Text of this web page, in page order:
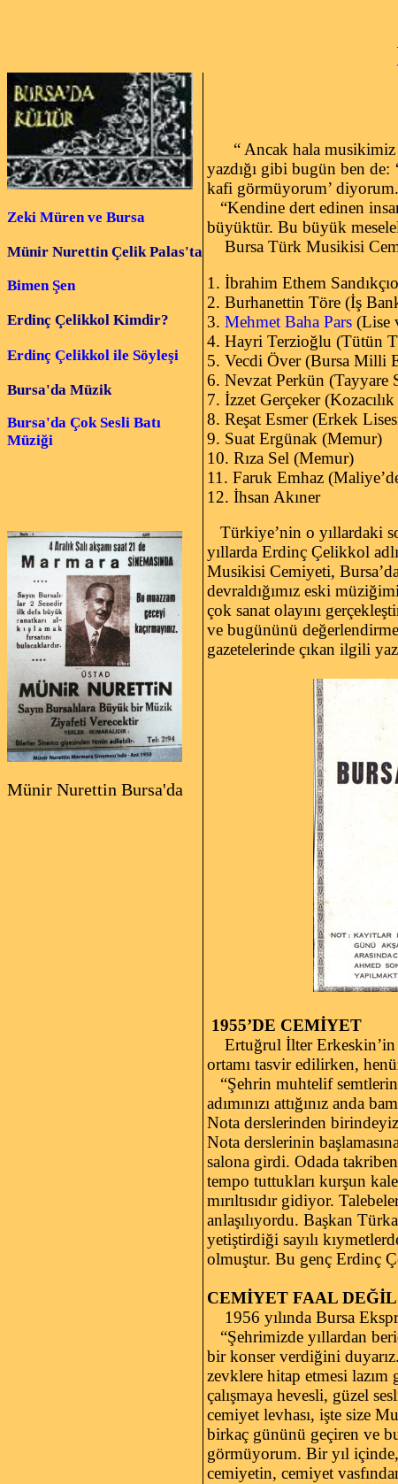
Zeki Müren ve Bursa
Münir Nurettin Çelik Palas'ta
Bimen Şen
Erdinç Çelikkol Kimdir?
Erdinç Çelikkol ile Söyleşi
Bursa'da Müzik
Bursa'da Çok Sesli Batı
Müziği
Münir Nurettin Bursa'da
“ Ancak hala
yazdığı gibi bugün ben de:
kafi görmüyorum’ diyorum.
“Kendine dert edinen
büyüktür. Bu büyük
Bursa Türk Musikisi
1. İbrahim Ethem
2. Burhanettin Töre (İş
3. Mehmet Baha Pars (Lise
4. Hayri Terzioğlu (Tütün
5. Vecdi Över (Bursa Milli
6. Nevzat Perkün (Tayyare
7. İzzet Gerçeker
8. Reşat Esmer (Erkek
9. Suat Ergünak (Memur)
10. Rıza Sel (Memur)
11. Faruk Emhaz
12. İhsan Akıner
Türkiye’nin o yıllardaki
yıllarda Erdinç Çelikkol
Musikisi Cemiyeti,
devraldığımız eski
çok sanat olayını
ve bugününü
gazetelerinde çıkan ilgili
1955’DE CEMİYET
Ertuğrul İlter Erkeskin’in
ortamı tasvir edilirken,
“Şehrin muhtelif
adımınızı attığınız anda
Nota derslerinden
Nota derslerinin
salona girdi. Odada
tempo tuttukları kurşun
mırıltısıdır gidiyor.
anlaşılıyordu. Başkan
yetiştirdiği sayılı
olmuştur. Bu genç Erdinç
CEMİYET FAAL
1956 yılında Bursa
“Şehrimizde yıllardan
bir konser verdiğini
zevklere hitap etmesi lazım
çalışmaya hevesli, güzel
cemiyet levhası, işte size
birkaç gününü geçiren ve
görmüyorum. Bir yıl
cemiyetin, cemiyet